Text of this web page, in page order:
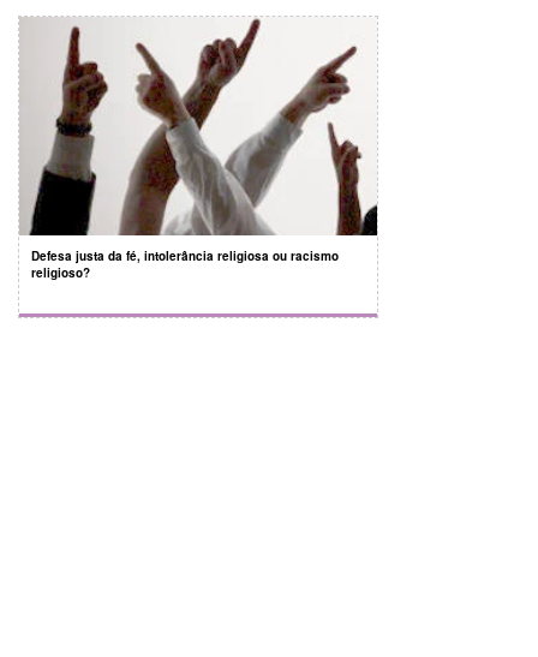
Defesa justa da fé, intolerância religiosa ou racismo
religioso?